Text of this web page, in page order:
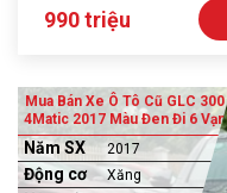
990 triệu
Mua Bán Xe Ô Tô Cũ GLC 300
4Matic 2017 Màu Đen Đi 6 Vạn
Năm SX 2017
Động cơ Xăng